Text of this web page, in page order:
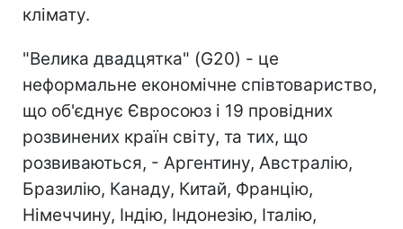
клімату.
"Велика двадцятка" (G20) - це
неформальне економічне співтовариство,
що об'єднує Євросоюз і 19 провідних
розвинених країн світу, та тих, що
розвиваються, - Аргентину, Австралію,
Бразилію, Канаду, Китай, Францію,
Німеччину, Індію, Індонезію, Італію,